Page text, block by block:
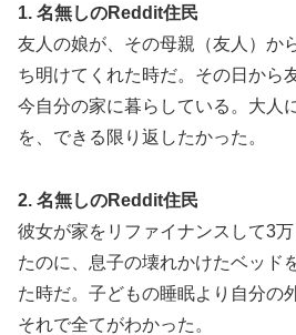
1. 名無しのReddit住民
友人の娘が、その母親（友人）か
ち明けてくれた時だ。その日から
今自分の家に暮らしている。大人
を、できる限り返したかった。
2. 名無しのReddit住民
彼女が家をリファイナンスして3
たのに、息子の壊れかけたベッド
た時だ。子どもの睡眠より自分の
それで全てがわかった。